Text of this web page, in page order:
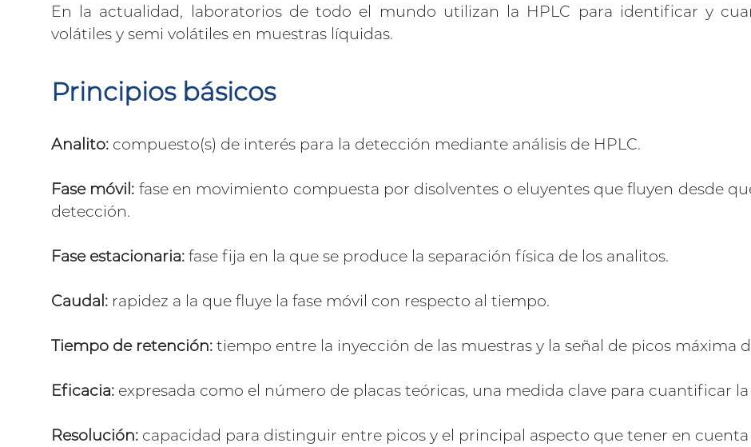
En la actualidad, laboratorios de todo el mundo utilizan la HPLC para identificar y
volátiles y semi volátiles en muestras líquidas.
Principios básicos
Analito: compuesto(s) de interés para la detección mediante análisis de HPLC.
Fase móvil: fase en movimiento compuesta por disolventes o eluyentes que fluyen desde
detección.
Fase estacionaria: fase fija en la que se produce la separación física de los analitos.
Caudal: rapidez a la que fluye la fase móvil con respecto al tiempo.
Tiempo de retención: tiempo entre la inyección de las muestras y la señal de picos máxima
Eficacia: expresada como el número de placas teóricas, una medida clave para cuantificar
Resolución: capacidad para distinguir entre picos y el principal aspecto que tener en